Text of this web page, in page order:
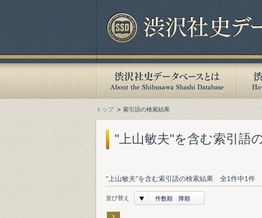
トップ 索引語の検索結果
"上山敏夫"を含む索引語
"上山敏夫"を含む索引語の検索結果 全1件中1件
並び替え 件数順 降順